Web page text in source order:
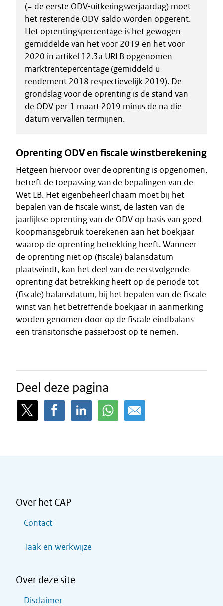
(= de eerste ODV-uitkeringsverjaardag) moet
het resterende ODV-saldo worden opgerent.
Het oprentingspercentage is het gewogen
gemiddelde van het voor 2019 en het voor
2020 in artikel 12.3a URLB opgenomen
marktrentepercentage (gemiddeld u-
rendement 2018 respectievelijk 2019). De
grondslag voor de oprenting is de stand van
de ODV per 1 maart 2019 minus de na die
datum vervallen termijnen.
Oprenting ODV en fiscale winstberekening
Hetgeen hiervoor over de oprenting is opgenomen,
betreft de toepassing van de bepalingen van de
Wet LB. Het eigenbeheerlichaam moet bij het
bepalen van de fiscale winst, de lasten van de
jaarlijkse oprenting van de ODV op basis van goed
koopmansgebruik toerekenen aan het boekjaar
waarop de oprenting betrekking heeft. Wanneer
de oprenting niet op (fiscale) balansdatum
plaatsvindt, kan het deel van de eerstvolgende
oprenting dat betrekking heeft op de periode tot
(fiscale) balansdatum, bij het bepalen van de fiscale
winst van het betreffende boekjaar in aanmerking
worden genomen door op de fiscale eindbalans
een transitorische passiefpost op te nemen.
Deel deze pagina
Over het CAP
Contact
Taak en werkwijze
Over deze site
Disclaimer